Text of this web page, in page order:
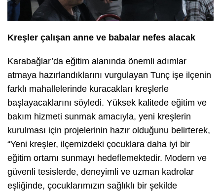
Kreşler çalışan anne ve babalar nefes alacak
Karabağlar’da eğitim alanında önemli adımlar
atmaya hazırlandıklarını vurgulayan Tunç işe ilçenin
farklı mahallelerinde kuracakları kreşlerle
başlayacaklarını söyledi. Yüksek kalitede eğitim ve
bakım hizmeti sunmak amacıyla, yeni kreşlerin
kurulması için projelerinin hazır olduğunu belirterek,
“Yeni kreşler, ilçemizdeki çocuklara daha iyi bir
eğitim ortamı sunmayı hedeflemektedir. Modern ve
güvenli tesislerde, deneyimli ve uzman kadrolar
eşliğinde, çocuklarımızın sağlıklı bir şekilde